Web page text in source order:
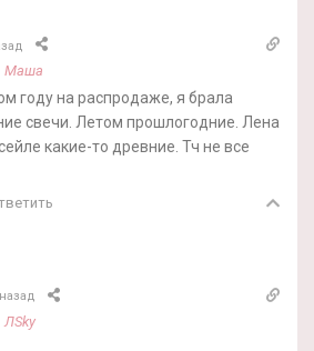
Маша
году на распродаже, я брала
свечи. Летом прошлогодние. Лена
какие-то древние. Тч не все
ЛSky